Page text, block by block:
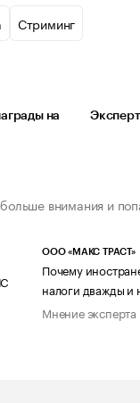
Стриминг
на
внимания и
ООО «МАКС ТРАСТ»
Почему
налоги дважды и
Мнение эксперта